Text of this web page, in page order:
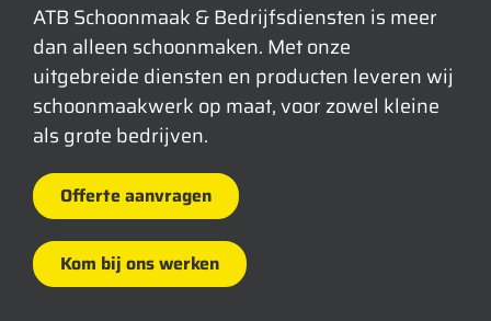
ATB Schoonmaak & Bedrijfsdiensten is meer
dan alleen schoonmaken. Met onze
uitgebreide diensten en producten leveren wij
schoonmaakwerk op maat, voor zowel kleine
als grote bedrijven.
Offerte aanvragen
Kom bij ons werken